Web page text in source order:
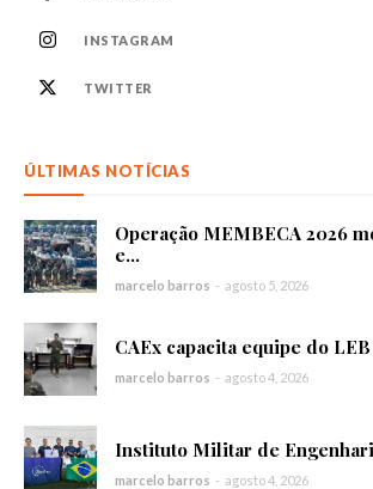
INSTAGRAM
TWITTER
ÚLTIMAS NOTÍCIAS
Operação MEMBECA 2026
e...
marcelo barros - agosto 5, 2026
CAEx capacita equipe do LEB
marcelo barros - agosto 4, 2026
Instituto Militar de
marcelo barros - agosto 4, 2026